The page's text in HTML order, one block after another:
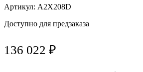
Артикул: A2X208D
Доступно для предзаказа
136 022 ₽